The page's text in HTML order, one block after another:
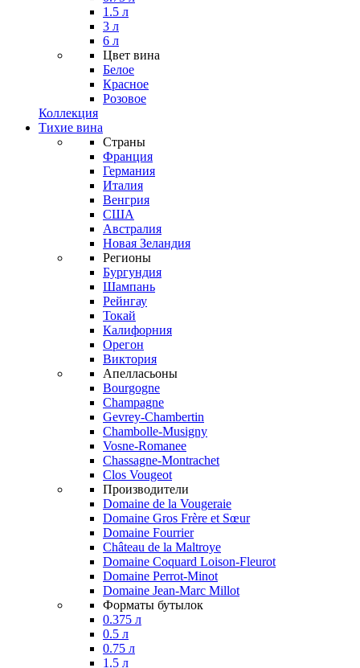
1.5 л
3 л
6 л
Цвет вина
Белое
Красное
Розовое
Коллекция
Тихие вина
Страны
Франция
Германия
Италия
Венгрия
США
Австралия
Новая Зеландия
Регионы
Бургундия
Шампань
Рейнгау
Токай
Калифорния
Орегон
Виктория
Апелласьоны
Bourgogne
Champagne
Gevrey-Chambertin
Chambolle-Musigny
Vosne-Romanee
Chassagne-Montrachet
Clos Vougeot
Производители
Domaine de la Vougeraie
Domaine Gros Frère et Sœur
Domaine Fourrier
Château de la Maltroye
Domaine Coquard Loison-Fleurot
Domaine Perrot-Minot
Domaine Jean-Marc Millot
Форматы бутылок
0.375 л
0.5 л
0.75 л
1.5 л